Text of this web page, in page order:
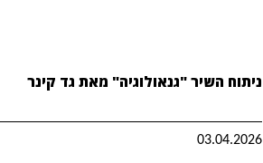
ניתוח השיר "גנאולוגיה" מאת גד קינר
03.04.2026